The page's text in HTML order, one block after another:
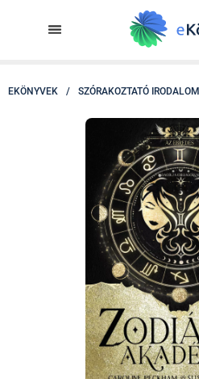
EKÖNYVEK / SZÓRAKOZTATÓ IRODALOM